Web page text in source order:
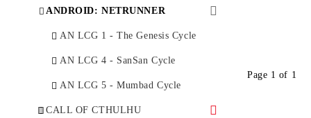
AGOT LCG - Deluxe Expansions
AGOT LCG CYCLE 1 - A Clash
of Ravens
AGOT LCG CYCLE 3 - King's
ANDROID: NETRUNNER
AN LCG 1 - The Genesis Cycle
AN LCG 4 - SanSan Cycle
AN LCG 5 - Mumbad Cycle
CALL OF CTHULHU
Page 1 of 1